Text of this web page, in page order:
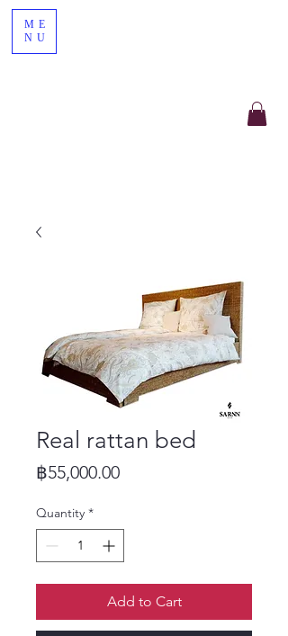
ME
NU
Real rattan bed
฿55,000.00Price
Quantity *
Add to Cart